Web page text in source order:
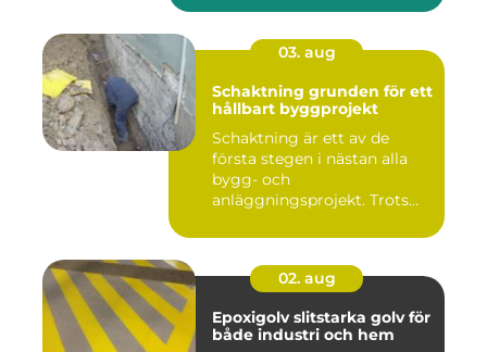
03. aug
Schaktning grunden för ett
hållbart byggprojekt
Schaktning är ett av de
första stegen i nästan alla
bygg- och
anläggningsprojekt. Trots
02. aug
Epoxigolv slitstarka golv för
både industri och hem